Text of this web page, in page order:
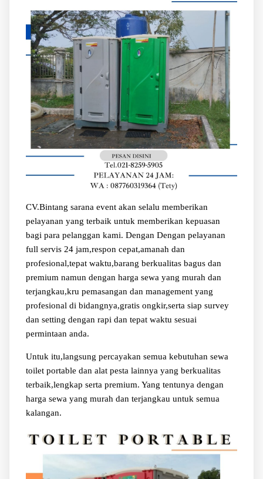
CV.Bintang sarana event akan selalu memberikan
pelayanan yang terbaik untuk memberikan kepuasan
bagi para pelanggan kami. Dengan Dengan pelayanan
full servis 24 jam,respon cepat,amanah dan
profesional,tepat waktu,barang berkualitas bagus dan
premium namun dengan harga sewa yang murah dan
terjangkau,kru pemasangan dan management yang
profesional di bidangnya,gratis ongkir,serta siap survey
dan setting dengan rapi dan tepat waktu sesuai
permintaan anda.
Untuk itu,langsung percayakan semua kebutuhan sewa
toilet portable dan alat pesta lainnya yang berkualitas
terbaik,lengkap serta premium. Yang tentunya dengan
harga sewa yang murah dan terjangkau untuk semua
kalangan.